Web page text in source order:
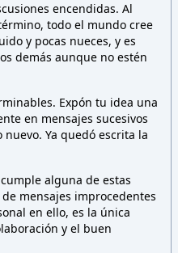
encendidas. Al
todo el mundo cree
y pocas nueces, y es
demás aunque no estén
Expón tu idea una
en mensajes sucesivos
Ya quedó escrita la
alguna de estas
mensajes improcedentes
en ello, es la única
y el buen